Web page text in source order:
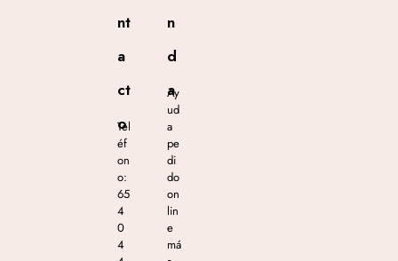
nt
a
ct
o
Tel
éf
on
o:
65
4
0
4
n
d
a
Ay
ud
a
pe
di
do
on
lin
e
má